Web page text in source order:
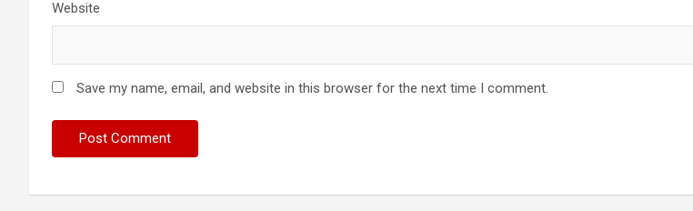
Website
Save my name, email, and website in this browser for the next time I comment.